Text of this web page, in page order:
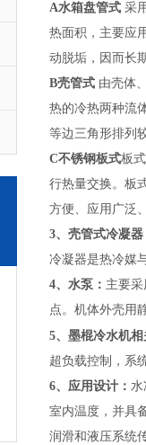
A水箱盘管式 采
热面积，主要应
动脱垢，因而长
B壳管式 由壳体
热的冷热两种流
等边三角形排列
C不锈钢板式板
行热量交换。板
方便、应用广泛
3、壳管式冷凝器
冷凝器是热冷媒
4、水泵： 主要
点。 机体外壳用
5、 墨棍冷水机相
超负载控制，系
6、 应用设计： 水
室内温度，并具
润滑和液压系统